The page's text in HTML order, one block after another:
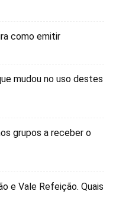
como emitir
mudou no uso destes
grupos a receber o
e Vale Refeição. Quais